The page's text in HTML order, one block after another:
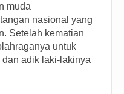
muda
nasional yang
Setelah kematian
untuk
adik laki-lakinya